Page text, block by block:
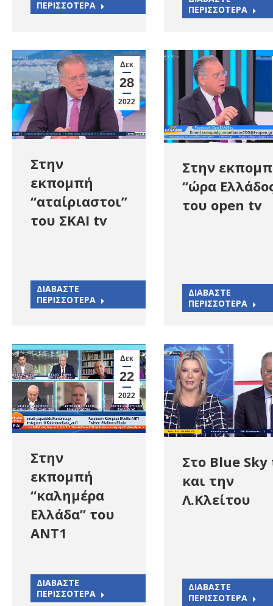
ΠΕΡΙΣΣΟΤΕΡΑ
ΠΕΡΙΣΣΟΤΕΡΑ
Δεκ
28
2022
Στην
εκπομπή
“αταίριαστοι”
του ΣΚΑΙ tv
ΔΙΑΒΑΣΤΕ
ΠΕΡΙΣΣΟΤΕΡΑ
Στην
“ώρα
του open tv
ΔΙΑΒΑΣΤΕ
ΠΕΡΙΣΣΟΤΕΡΑ
Δεκ
22
2022
Στην
εκπομπή
“καλημέρα
Ελλάδα” του
ΑΝΤ1
ΔΙΑΒΑΣΤΕ
ΠΕΡΙΣΣΟΤΕΡΑ
Στο Blue
και την
Λ.Κλείτου
ΔΙΑΒΑΣΤΕ
ΠΕΡΙΣΣΟΤΕΡΑ